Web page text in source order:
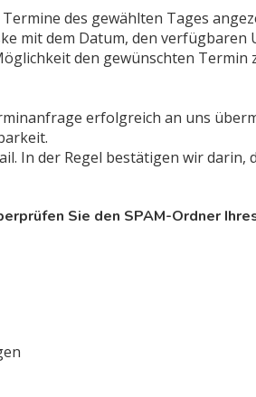
des gewählten Tages
mit dem Datum, den verfügbaren
den gewünschten
erfolgreich an uns
In der Regel bestätigen wir darin,
Sie den SPAM-Ordner